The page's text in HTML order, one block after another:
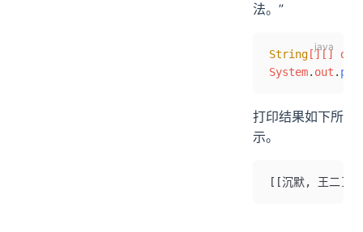
法。”
String [][]
System. out .
打印结果如下所
示。
[[沉默, 王二], [